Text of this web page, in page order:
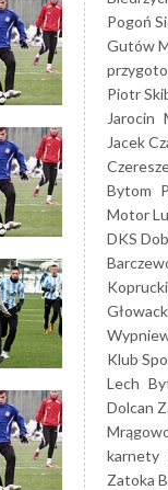
Pogoń
Gutów
Piotr
Jarocin
Jacek
Bytom
Motor
DKS
Koprucki
Klub
Lech
Dolcan
karnety
Zatoka